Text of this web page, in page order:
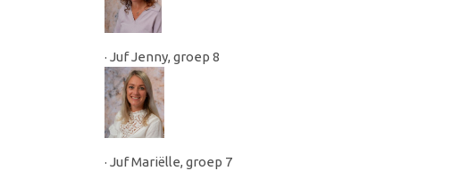
· Juf Jenny, groep 8
· Juf Mariëlle, groep 7